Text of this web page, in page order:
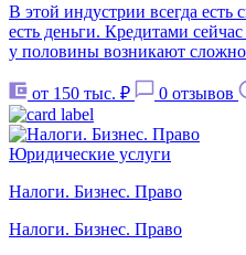
В этой индустрии всегда есть
есть деньги. Кредитами
у половины возникают
от 150 тыс. ₽ 0 отзывов
Юридические услуги
Налоги. Бизнес. Право
Налоги. Бизнес. Право